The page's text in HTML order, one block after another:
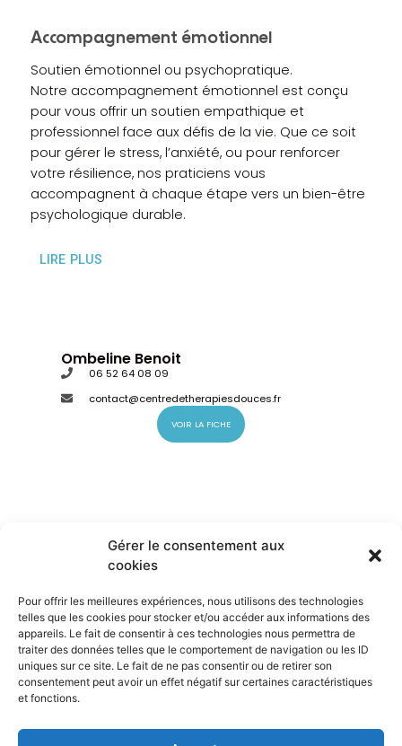
Gérer le consentement aux
cookies
Pour offrir les meilleures expériences, nous utilisons des technologies
telles que les cookies pour stocker et/ou accéder aux informations des
appareils. Le fait de consentir à ces technologies nous permettra de
traiter des données telles que le comportement de navigation ou les ID
uniques sur ce site. Le fait de ne pas consentir ou de retirer son
consentement peut avoir un effet négatif sur certaines caractéristiques
et fonctions.
Accompagnement émotionnel
Soutien émotionnel ou psychopratique.
Notre accompagnement émotionnel est conçu
pour vous offrir un soutien empathique et
professionnel face aux défis de la vie. Que ce soit
pour gérer le stress, l’anxiété, ou pour renforcer
votre résilience, nos praticiens vous
accompagnent à chaque étape vers un bien-être
psychologique durable.
LIRE PLUS
Ombeline Benoit
06 52 64 08 09
contact@centredetherapiesdouces.fr
VOIR LA FICHE
Nous suivre